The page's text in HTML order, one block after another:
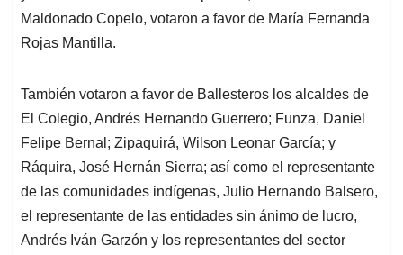
Maldonado Copelo, votaron a favor de María Fernanda
Rojas Mantilla.
También votaron a favor de Ballesteros los alcaldes de
El Colegio, Andrés Hernando Guerrero; Funza, Daniel
Felipe Bernal; Zipaquirá, Wilson Leonar García; y
Ráquira, José Hernán Sierra; así como el representante
de las comunidades indígenas, Julio Hernando Balsero,
el representante de las entidades sin ánimo de lucro,
Andrés Iván Garzón y los representantes del sector